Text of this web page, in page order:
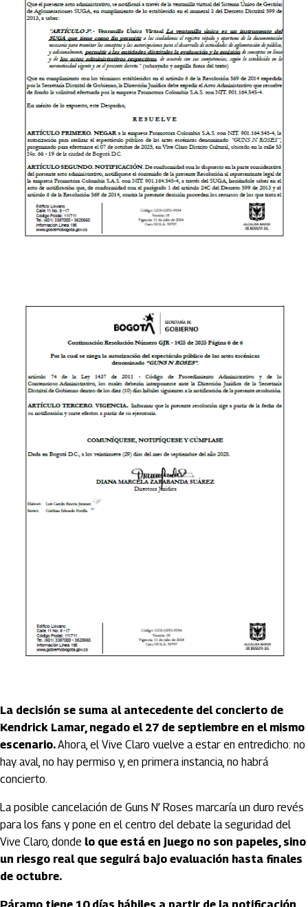
La decisión se suma al antecedente del concierto de
Kendrick Lamar, negado el 27 de septiembre en el mismo
escenario.Ahora, el Vive Claro vuelve a estar en entredicho: no
hay aval, no hay permiso y, en primera instancia, no habrá
concierto.
La posible cancelación de Guns N’ Roses marcaría un duro revés
para los fans y pone en el centro del debate la seguridad del
Vive Claro, donde lo que está en juego no son papeles, sino
un riesgo real que seguirá bajo evaluación hasta finales
de octubre.
Páramo tiene 10 días hábiles a partir de la notificación